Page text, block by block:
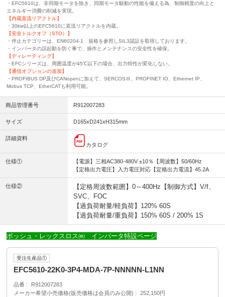
・EFC5610は、非同期モータを除き、同期モータ駆動の性能を備える為、制御精度の向上と
エネルギー消費の削減を実現。
【内蔵直流リアクトル】
・30kw以上のEFC5610に直流リアクトルを内蔵。
【安全トルクオフ（STO）】
・停止カテゴリーは、EN60204-1 規格を参照しSIL3認証を取得しております。
・インバータの誤起動を防ぐ事で、操作とメンテナンスの安全性を確保。
【ディレーティング】
・EFCシリーズは、周囲温度が45℃以下の場合、出力特性が変化しない。
【通信オプションの追加】
・PROFIBUS DP及びCANopenに加えて、SERCOSⅢ、PROFINET IO、Ethernet IP、
Mobus TCP、EtherCATも利用可能。
商品管理番号 R912007283
サイズ D165xD241xH315mm
詳細資料
カタログ
仕様①
【電源】三相AC380-480V ±10％【周波数】50/60Hz
【定格出力電圧】入力電圧対応【定格出力電流】45.2A
仕様②
【定格周波数範囲】0～400Hz【制御方式】V/f、
SVC、FOC
【過負荷耐量/軽負荷】120% 60S
【過負荷耐量/重負荷】150% 60S / 200% 1S
ボッシュ・レックスロス㈱ インバータ特設ページ
受注生産品①
EFC5610-22K0-3P4-MDA-7P-NNNNN-L1NN
品番
R912007283
メーカー希望小売価格(販売価格は会員のみ公開)
252,150円